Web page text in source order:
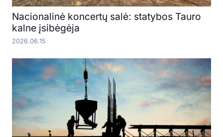
Nacionalinė koncertų salė: statybos Tauro
kalne įsibėgėja
2026.06.15